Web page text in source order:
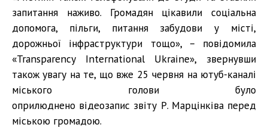
запитання наживо. Громадян цікавили соціальна
допомога, пільги, питання забудови у місті,
дорожньої інфраструктури тощо», – повідомила
«Transparency International Ukraine», звернувши
також увагу на те, що вже 25 червня на ютуб-каналі
міського голови було
оприлюднено відеозапис звіту Р. Марцінківа перед
міською громадою.